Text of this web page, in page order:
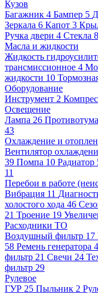
Кузов
Багажник 4 Бампер 5
Зеркала 6 Капот 3
Ручка двери 4 Стекла 8
Масла и жидкости
Жидкость
трансмиссионное 4
жидкости 10
Оборудование
Инструмент 2
Освещение
Лампа 26
43
Охлаждение и
Вентилятор
39 Помпа 10 Радиатор
11
Перебои в работе
Вибрация 11
холостого хода 46
21 Троение 19
Расходники ТО
Воздушный фильтр 17
58 Ремень генератора
фильтр 21 Свечи 24
фильтр 29
Рулевое
ГУР 25 Пыльник 2